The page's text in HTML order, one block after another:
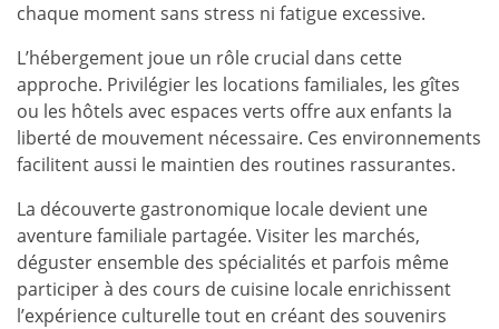
chaque moment sans stress ni fatigue excessive.
L’hébergement joue un rôle crucial dans cette
approche. Privilégier les locations familiales, les gîtes
ou les hôtels avec espaces verts offre aux enfants la
liberté de mouvement nécessaire. Ces environnements
facilitent aussi le maintien des routines rassurantes.
La découverte gastronomique locale devient une
aventure familiale partagée. Visiter les marchés,
déguster ensemble des spécialités et parfois même
participer à des cours de cuisine locale enrichissent
l’expérience culturelle tout en créant des souvenirs